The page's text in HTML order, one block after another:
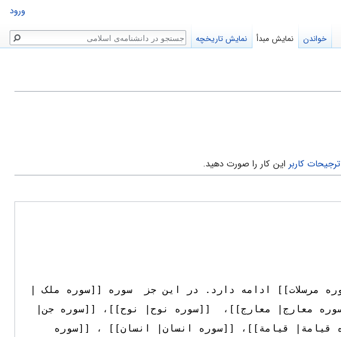
ترجیحات کاربر این کار را صورت دهید.
ورود
خواندن نمایش مبدأ نمایش تاریخچه جستجو